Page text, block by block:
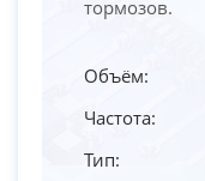
тормозов.
Объём:
Частота:
Тип: